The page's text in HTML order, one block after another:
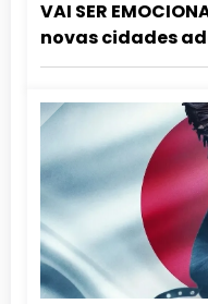
VAI SER
novas cidades
especiais de